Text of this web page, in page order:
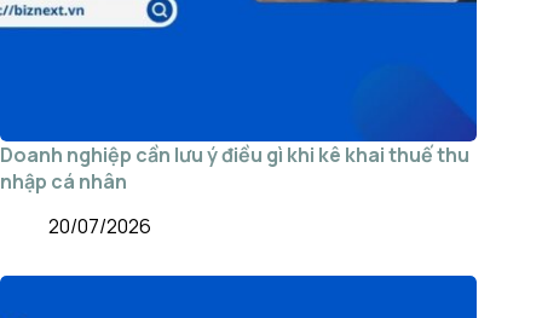
Doanh nghiệp cần lưu ý điều gì khi kê khai thuế thu
nhập cá nhân
20/07/2026